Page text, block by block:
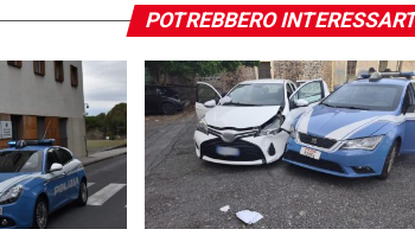
POTREBBERO